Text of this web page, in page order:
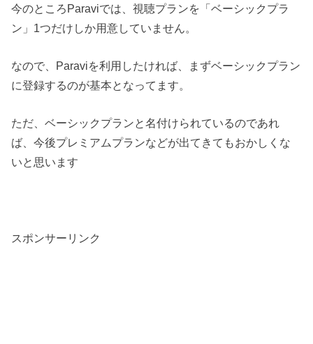
今のところParaviでは、視聴プランを「ベーシックプラ
ン」1つだけしか用意していません。
なので、Paraviを利用したければ、まずベーシックプラン
に登録するのが基本となってます。
ただ、ベーシックプランと名付けられているのであれ
ば、今後プレミアムプランなどが出てきてもおかしくな
いと思います
スポンサーリンク